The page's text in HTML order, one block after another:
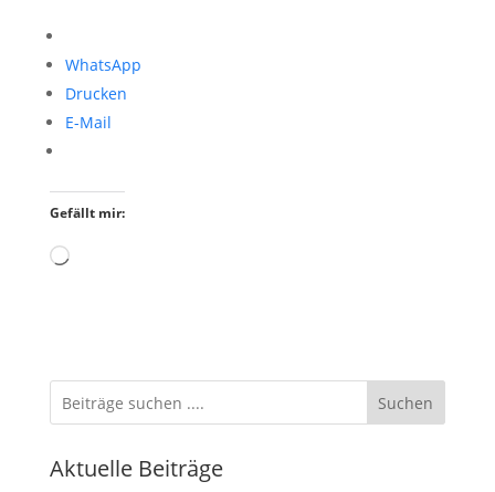
WhatsApp
Drucken
E-Mail
Gefällt mir:
Wird
Suchen
Aktuelle Beiträge